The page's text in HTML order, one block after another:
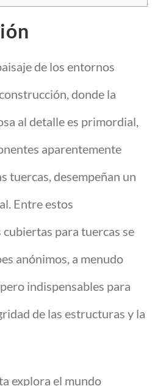
de los entornos
donde la
al detalle es primordial,
aparentemente
tuercas, desempeñan un
Entre estos
para tuercas se
anónimos, a menudo
indispensables para
de las estructuras y la
explora el mundo